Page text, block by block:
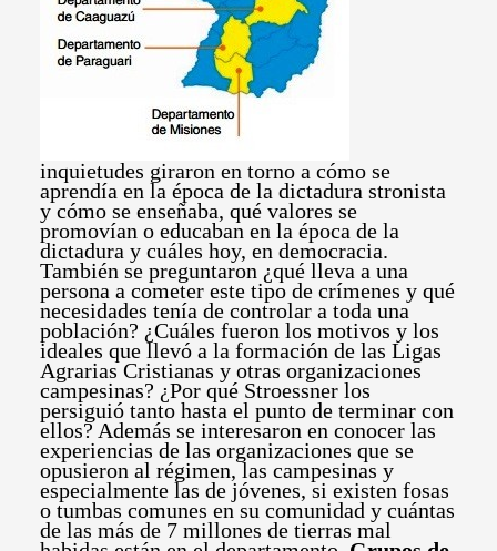
inquietudes giraron en torno a cómo se
aprendía en la época de la dictadura stronista
y cómo se enseñaba, qué valores se
promovían o educaban en la época de la
dictadura y cuáles hoy, en democracia.
También se preguntaron ¿qué lleva a una
persona a cometer este tipo de crímenes y qué
necesidades tenía de controlar a toda una
población? ¿Cuáles fueron los motivos y los
ideales que llevó a la formación de las Ligas
Agrarias Cristianas y otras organizaciones
campesinas? ¿Por qué Stroessner los
persiguió tanto hasta el punto de terminar con
ellos? Además se interesaron en conocer las
experiencias de las organizaciones que se
opusieron al régimen, las campesinas y
especialmente las de jóvenes, si existen fosas
o tumbas comunes en su comunidad y cuántas
de las más de 7 millones de tierras mal